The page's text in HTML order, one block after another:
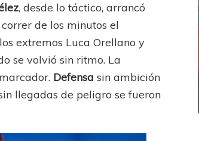
, desde lo táctico, arrancó
de los minutos el
extremos Luca Orellano y
se volvió sin ritmo. La
Defensa sin ambición
llegadas de peligro se fueron